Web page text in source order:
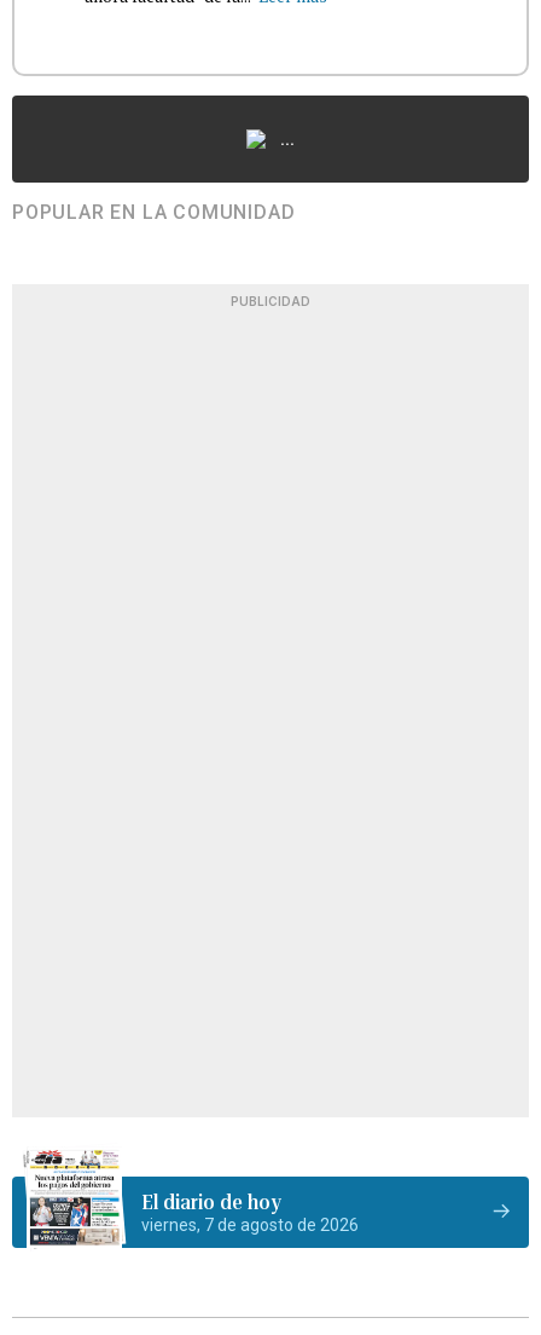
...
POPULAR EN LA COMUNIDAD
PUBLICIDAD
El diario de hoy
viernes, 7 de agosto de 2026